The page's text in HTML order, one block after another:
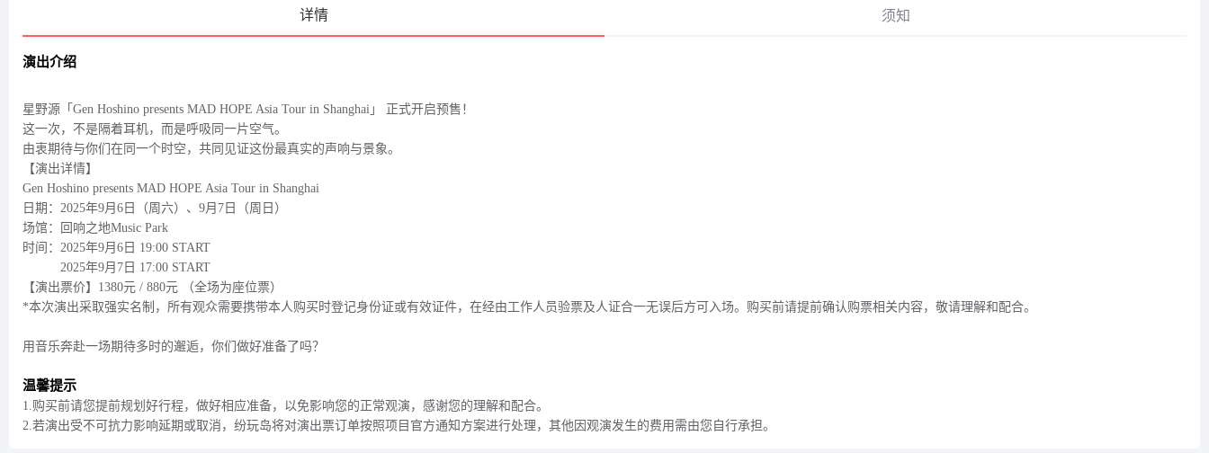
详情 须知
演出介绍
星野源「Gen Hoshino presents MAD HOPE Asia Tour in Shanghai」 正式开启预售！
这一次，不是隔着耳机，而是呼吸同一片空气。
由衷期待与你们在同一个时空，共同见证这份最真实的声响与景象。
【演出详情】
Gen Hoshino presents MAD HOPE Asia Tour in Shanghai
日期：2025年9月6日（周六）、9月7日（周日）
场馆：回响之地Music Park
时间：2025年9月6日 19:00 START
2025年9月7日 17:00 START
【演出票价】1380元 / 880元 （全场为座位票）
*本次演出采取强实名制，所有观众需要携带本人购买时登记身份证或有效证件，在经由工作人员验票及人证合一无误后方可入场。购买前请提前确认购票相关内容，敬请理解和配合。
用音乐奔赴一场期待多时的邂逅，你们做好准备了吗？
温馨提示
1.购买前请您提前规划好行程，做好相应准备，以免影响您的正常观演，感谢您的理解和配合。
2.若演出受不可抗力影响延期或取消，纷玩岛将对演出票订单按照项目官方通知方案进行处理，其他因观演发生的费用需由您自行承担。